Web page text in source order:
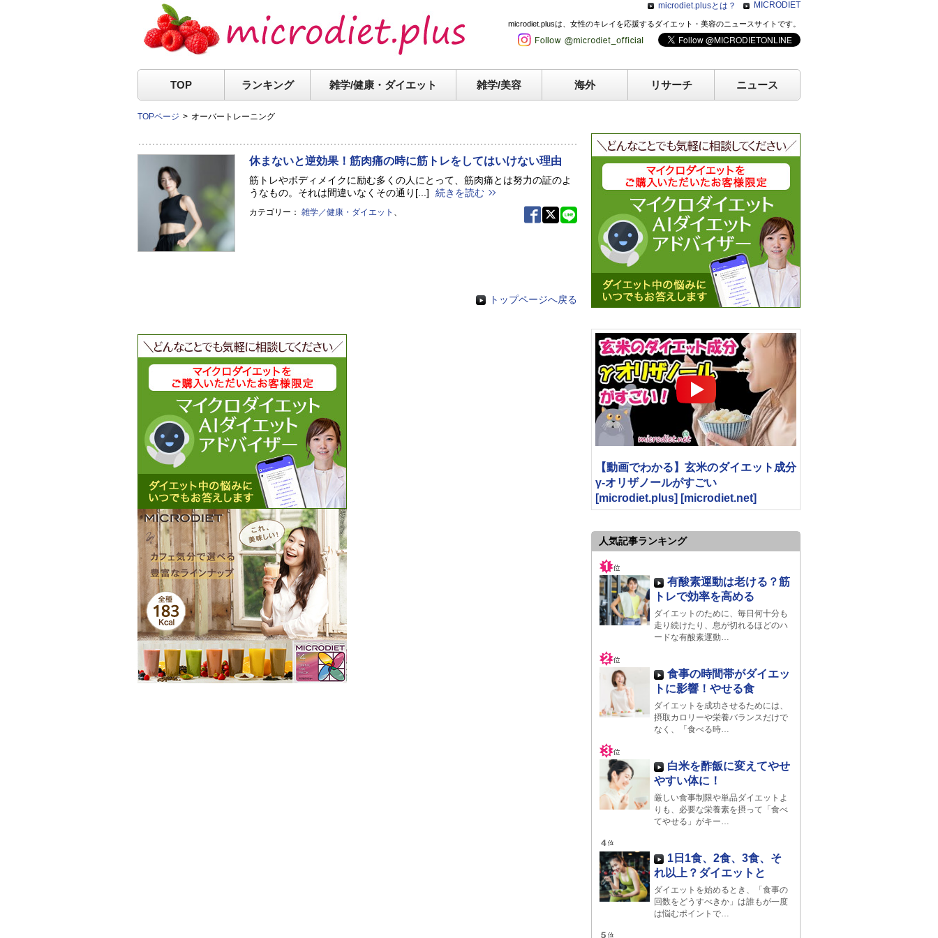
microdiet.plusとは？ MICRODIET
microdiet.plusは、女性のキレイを応援するダイエット・美容のニュースサイトです。
TOP ランキング 雑学/健康・ ダイエット 雑学/美容 海外 リサーチ ニュース
TOPページ オーバートレーニング
休まないと逆効果！筋肉痛の時に筋トレをしてはいけない理由
筋トレやボディメイクに励む多くの人にとって、筋肉痛とは努力の証のよ
うなもの。それは間違いなくその通り[...]
続きを読む
カテゴリー：雑学／健康・ダイエット 、
トップページへ戻る
【動画でわかる】玄米のダイエット成分
γ-オリザノールがすごい
[microdiet.plus] [microdiet.net]
人気記事ランキング
有酸素運動は老ける？筋
トレで効率を高める
ダイエットのために、毎日何十分も
走り続けたり、息が切れるほどのハ
ードな有酸素運動…
食事の時間帯がダイエッ
トに影響！やせる食
ダイエットを成功させるためには、
摂取カロリーや栄養バランスだけで
なく、「食べる時…
白米を酢飯に変えてやせ
やすい体に！
厳しい食事制限や単品ダイエットよ
りも、必要な栄養素を摂って「食べ
てやせる」がキー…
1日1食、2食、3食、そ
れ以上？ダイエットと
ダイエットを始めるとき、「食事の
回数をどうすべきか」は誰もが一度
は悩むポイントで…